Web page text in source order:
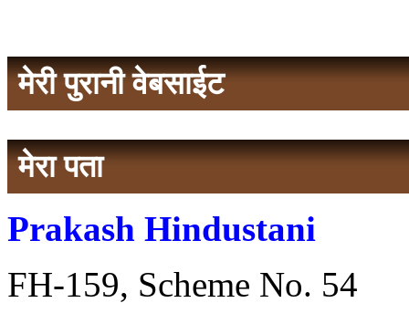
मेरी पुरानी वेबसाईट
मेरा पता
Prakash Hindustani
FH-159, Scheme No. 54